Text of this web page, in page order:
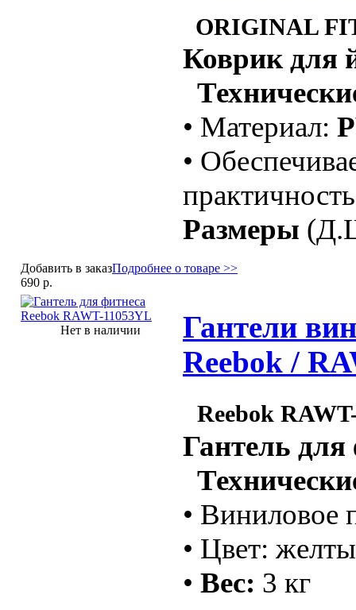
ORIGINAL
Коврик для
• Материал:
•
Размеры
Добавить в заказПодробнее о товаре >>
690 р.
Нет в наличии
Гантели
Reebok /
Reebok
Гантель для
• Виниловое
• Цвет:
• Вес: 3 кг